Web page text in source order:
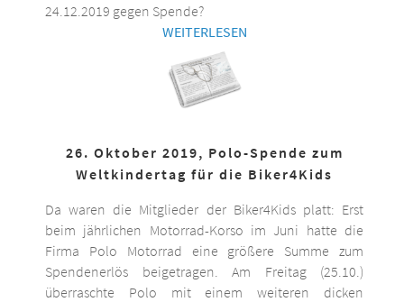
24.12.2019 gegen Spende?
WEITERLESEN
26. Oktober 2019, Polo-Spende zum
Weltkindertag für die Biker4Kids
Da waren die Mitglieder der Biker4Kids platt: Erst
beim jährlichen Motorrad-Korso im Juni hatte die
Firma Polo Motorrad eine größere Summe zum
Spendenerlös beigetragen. Am Freitag (25.10.)
überraschte Polo mit einem weiteren dicken